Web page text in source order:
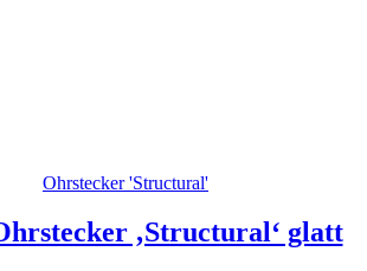
Ohrstecker 'Structural'
‚Structural‘ glatt